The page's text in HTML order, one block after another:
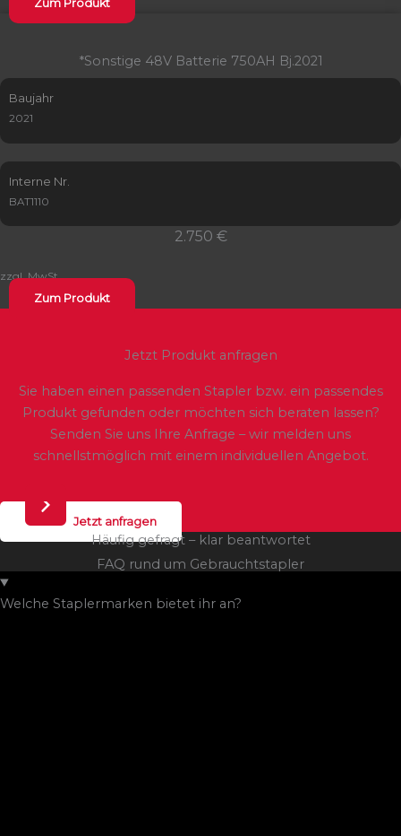
Zum Produkt
*Sonstige 48V Batterie 750AH Bj.2021
Baujahr
2021
Interne Nr.
BAT1110
2.750 €
zzgl. MwSt.
Zum Produkt
Jetzt Produkt anfragen
Sie haben einen passenden Stapler bzw. ein passendes
Produkt gefunden oder möchten sich beraten lassen?
Senden Sie uns Ihre Anfrage – wir melden uns
schnellstmöglich mit einem individuellen Angebot.
Jetzt anfragen
Häufig gefragt – klar beantwortet
FAQ rund um Gebrauchtstapler
Welche Staplermarken bietet ihr an?